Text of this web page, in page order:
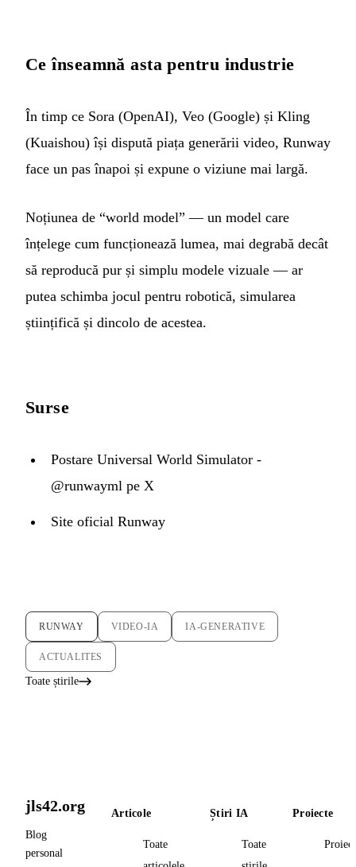
Ce înseamnă asta pentru industrie
În timp ce Sora (OpenAI), Veo (Google) și Kling
(Kuaishou) își dispută piața generării video, Runway
face un pas înapoi și expune o viziune mai largă.
Noțiunea de “world model” — un model care
înțelege cum funcționează lumea, mai degrabă decât
să reproducă pur și simplu modele vizuale — ar
putea schimba jocul pentru robotică, simularea
științifică și dincolo de acestea.
Surse
Postare Universal World Simulator -
@runwayml pe X
Site oficial Runway
RUNWAY VIDEO-IA IA-GENERATIVE
ACTUALITES
Toate știrile
jls42.org
Blog
personal
Articole
Toate
Știri IA
Toate
Proiecte